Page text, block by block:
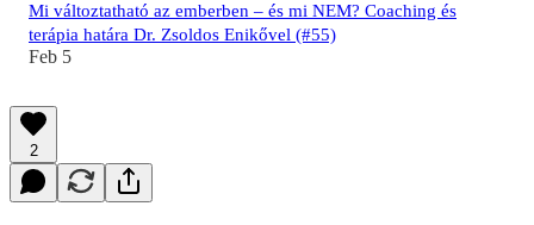
Mi változtatható az emberben – és mi NEM? Coaching és
terápia határa Dr. Zsoldos Enikővel (#55)
Feb 5
2